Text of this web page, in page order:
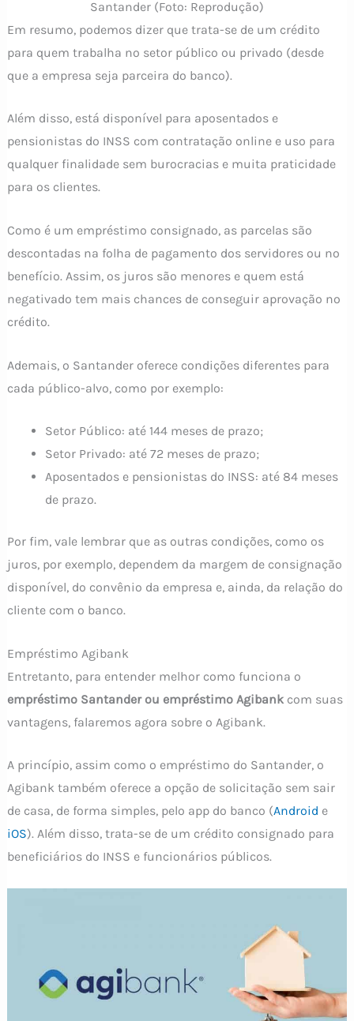
Santander (Foto: Reprodução)
Em resumo, podemos dizer que trata-se de um crédito
para quem trabalha no setor público ou privado (desde
que a empresa seja parceira do banco).
Além disso, está disponível para aposentados e
pensionistas do INSS com contratação online e uso para
qualquer finalidade sem burocracias e muita praticidade
para os clientes.
Como é um empréstimo consignado, as parcelas são
descontadas na folha de pagamento dos servidores ou no
benefício. Assim, os juros são menores e quem está
negativado tem mais chances de conseguir aprovação no
crédito.
Ademais, o Santander oferece condições diferentes para
cada público-alvo, como por exemplo:
Setor Público: até 144 meses de prazo;
Setor Privado: até 72 meses de prazo;
Aposentados e pensionistas do INSS: até 84 meses
de prazo.
Por fim, vale lembrar que as outras condições, como os
juros, por exemplo, dependem da margem de consignação
disponível, do convênio da empresa e, ainda, da relação do
cliente com o banco.
Empréstimo Agibank
Entretanto, para entender melhor como funciona o
empréstimo Santander ou empréstimo Agibankcom suas
vantagens, falaremos agora sobre o Agibank.
A princípio, assim como o empréstimo do Santander, o
Agibank também oferece a opção de solicitação sem sair
de casa, de forma simples, pelo app do banco (Android e
iOS). Além disso, trata-se de um crédito consignado para
beneficiários do INSS e funcionários públicos.